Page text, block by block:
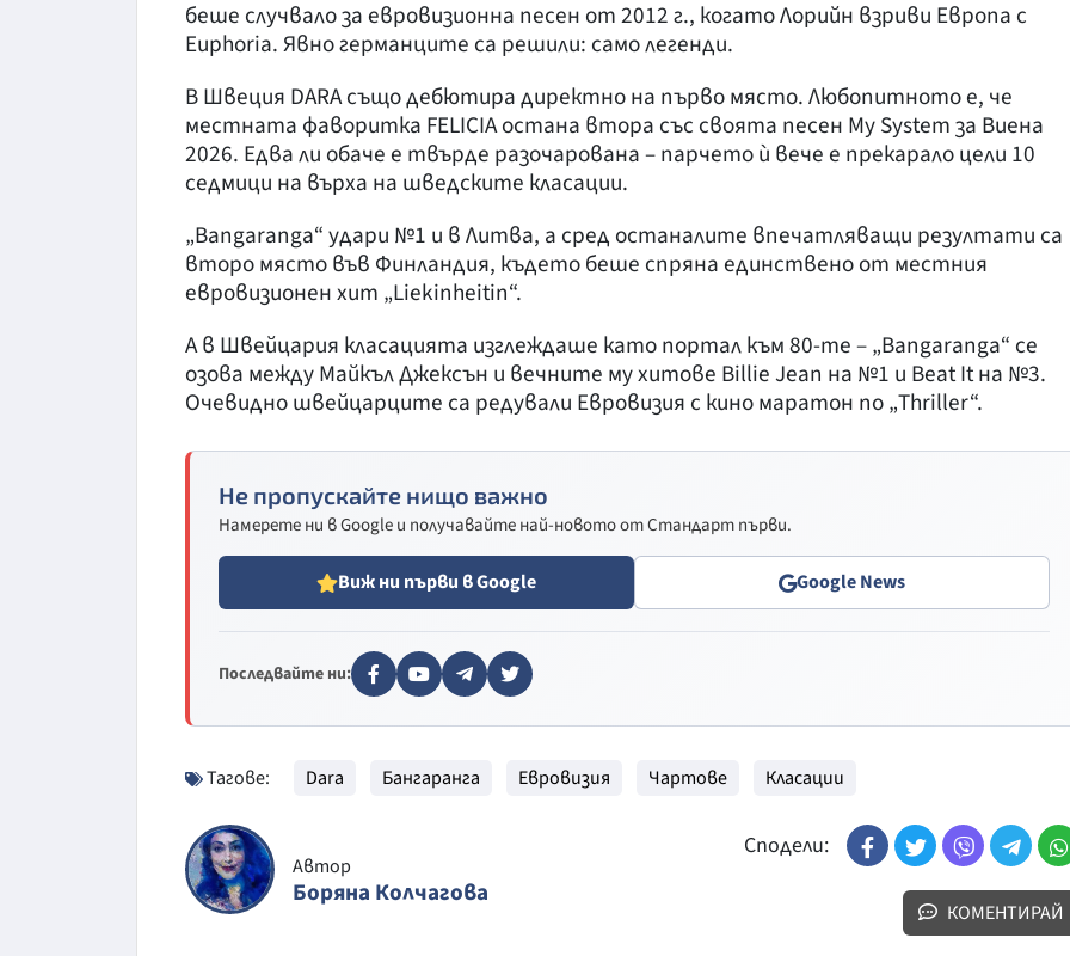
беше случвало за евровизионна песен от 2012 г., когато Лорийн взриви Европа с
Euphoria. Явно германците са решили: само легенди.
В Швеция DARA също дебютира директно на първо място. Любопитното е, че
местната фаворитка FELICIA остана втора със своята песен My System за Виена
2026. Едва ли обаче е твърде разочарована – парчето ѝ вече е прекарало цели 10
седмици на върха на шведските класации.
„Bangaranga“ удари №1 и в Литва, а сред останалите впечатляващи резултати са
второ място във Финландия, където беше спряна единствено от местния
евровизионен хит „Liekinheitin“.
А в Швейцария класацията изглеждаше като портал към 80-те – „Bangaranga“ се
озова между Майкъл Джексън и вечните му хитове Billie Jean на №1 и Beat It на №3.
Очевидно швейцарците са редували Евровизия с кино маратон по „Thriller“.
Не пропускайте нищо важно
Намерете ни в Google и получавайте най-новото от Стандарт първи.
Виж ни първи в Google Google News
Последвайте ни:
Тагове: Dara Бангаранга Евровизия Чартове Класации
Автор
Боряна Колчагова
Сподели:
КОМЕНТИРАЙ